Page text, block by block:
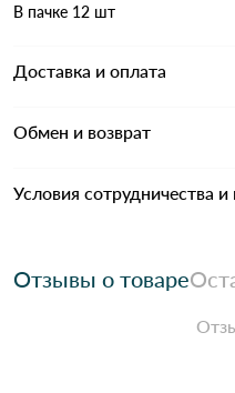
В пачке 12 шт
Доставка и оплата
Обмен и возврат
Условия сотрудничества
Отзывы о товаре